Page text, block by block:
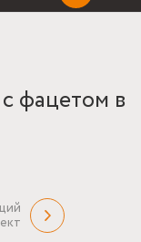
фацетом в